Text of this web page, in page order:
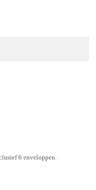
6 enveloppen.